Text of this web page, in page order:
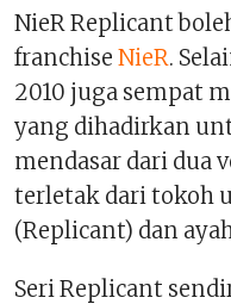
NieR Replicant
franchiseNieR.
2010 juga sempat
yang dihadirkan
mendasar dari dua
terletak dari tokoh
(Replicant) dan
Seri Replicant